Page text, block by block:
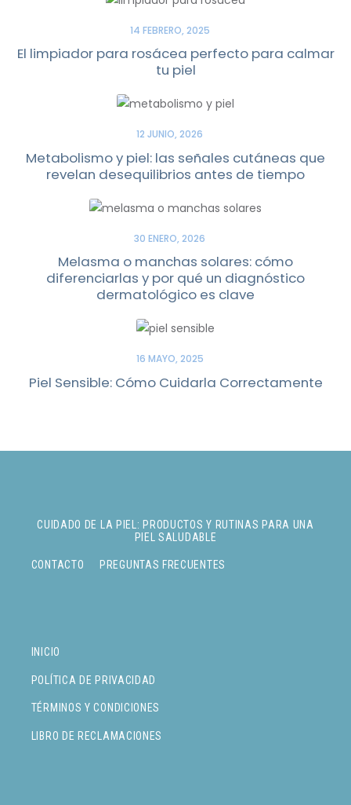
14 FEBRERO, 2025
El limpiador para rosácea perfecto para calmar
tu piel
12 JUNIO, 2026
Metabolismo y piel: las señales cutáneas que
revelan desequilibrios antes de tiempo
30 ENERO, 2026
Melasma o manchas solares: cómo
diferenciarlas y por qué un diagnóstico
dermatológico es clave
16 MAYO, 2025
Piel Sensible: Cómo Cuidarla Correctamente
INICIO
POLÍTICA DE PRIVACIDAD
TÉRMINOS Y CONDICIONES
LIBRO DE RECLAMACIONES
CUIDADO DE LA PIEL: PRODUCTOS Y RUTINAS PARA UNA
PIEL SALUDABLE
CONTACTO PREGUNTAS FRECUENTES